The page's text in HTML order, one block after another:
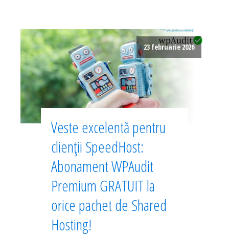
23 februarie 2026
Veste excelentă pentru
clienții SpeedHost:
Abonament WPAudit
Premium GRATUIT la
orice pachet de Shared
Hosting!